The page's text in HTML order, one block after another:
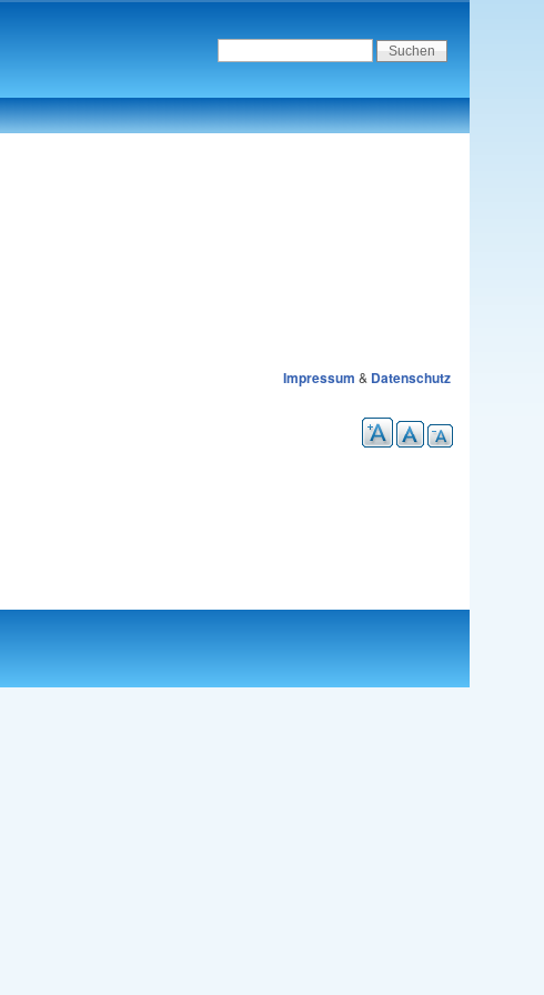
Impressum & Datenschutz